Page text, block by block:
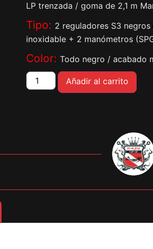
LP trenzada / goma de 2,1 m
Tipo: 2 reguladores S3
inoxidable + 2 manómetros
Color: Todo negro / acabado
Añadir al carrito